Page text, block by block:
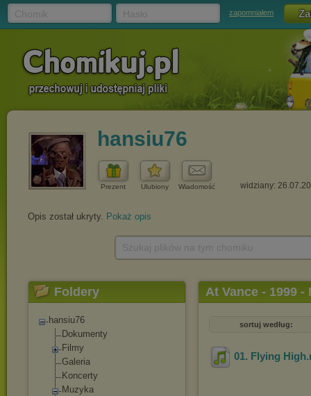
zapomniałem
hansiu76
Prezent Ulubiony Wiadomość widziany:
Opis został ukryty. Pokaż opis
Foldery
hansiu76
Dokumenty
Filmy
Galeria
Koncerty
Muzyka
At Vance - 1999 -
sortuj według:
01. Flying High